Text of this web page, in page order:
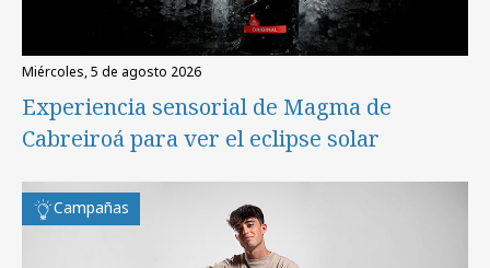
miércoles, 5 de agosto 2026
Experiencia sensorial de Magma de
Cabreiroá para ver el eclipse solar
Campañas